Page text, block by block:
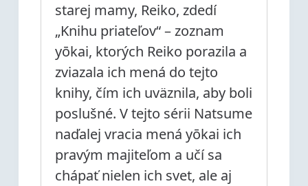
starej mamy, Reiko, zdedí
„Knihu priateľov“ – zoznam
yōkai, ktorých Reiko porazila a
zviazala ich mená do tejto
knihy, čím ich uväznila, aby boli
poslušné. V tejto sérii Natsume
naďalej vracia mená yōkai ich
pravým majiteľom a učí sa
chápať nielen ich svet, ale aj